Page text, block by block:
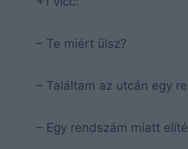
– Te miért ülsz?
– Találtam az utcán egy
– Egy rendszám miatt